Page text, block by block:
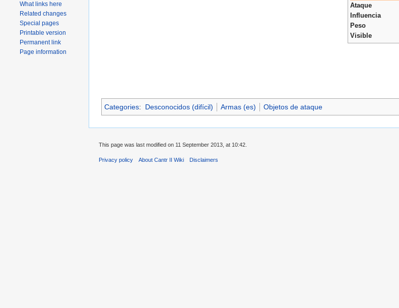
Ataque
Influencia
Peso
Visible
Categories: Desconocidos (difícil) Armas (es) Objetos de ataque
What links here
Related changes
Special pages
Printable version
Permanent link
Page information
This page was last modified on 11 September 2013, at 10:42.
Privacy policy About Cantr II Wiki Disclaimers